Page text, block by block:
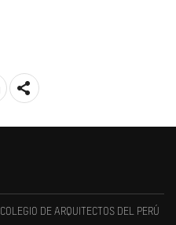
COLEGIO DE ARQUITECTOS DEL PERÚ